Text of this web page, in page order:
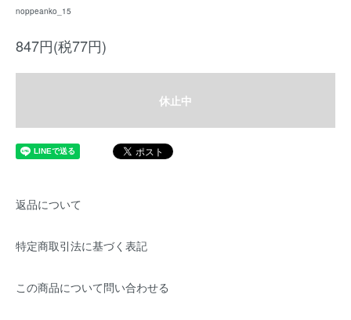
noppeanko_15
847円(税77円)
休止中
返品について
特定商取引法に基づく表記
この商品について問い合わせる